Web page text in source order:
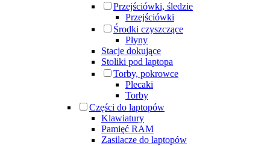
Przejściówki, śledzie
Przejściówki
Środki czyszczące
Płyny
Stacje dokujące
Stoliki pod laptopa
Torby, pokrowce
Plecaki
Torby
Części do laptopów
Klawiatury
Pamięć RAM
Zasilacze do laptopów